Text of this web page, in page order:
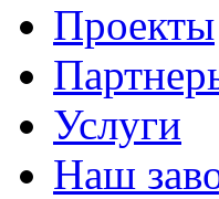
Проекты
Услуги
Наш